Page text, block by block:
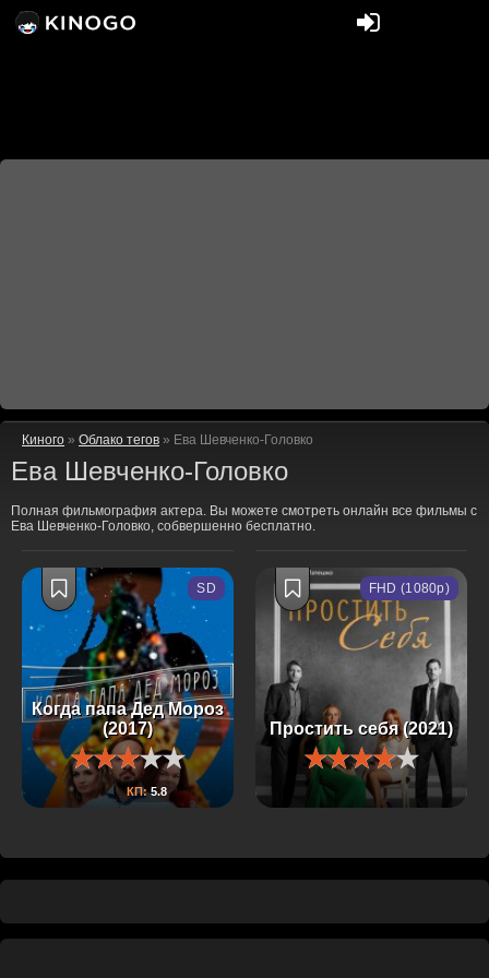
Киного » Облако тегов » Ева Шевченко-Головко
Ева Шевченко-Головко
Полная фильмография актера. Вы можете смотреть онлайн все фильмы с
Ева Шевченко-Головко, собвершенно бесплатно.
Когда папа Дед Мороз
(2017)
КП:5.8
SD
Простить себя (2021)
FHD (1080p)